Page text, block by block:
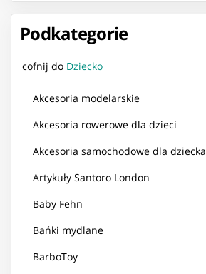
Podkategorie
cofnij do Dziecko
Akcesoria modelarskie
Akcesoria rowerowe dla dzieci
Akcesoria samochodowe dla dziecka
Artykuły Santoro London
Baby Fehn
Bańki mydlane
BarboToy